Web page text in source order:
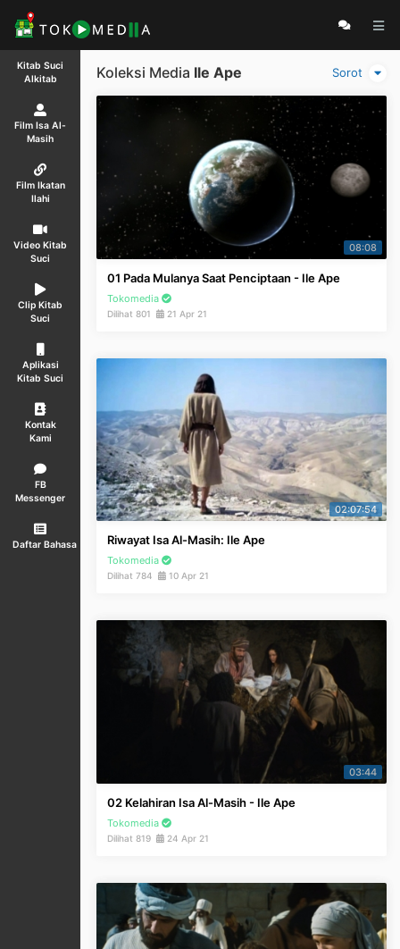
Kitab Suci
Alkitab
Film Isa Al-
Masih
Film Ikatan
Ilahi
Video Kitab
Suci
Clip Kitab
Suci
Aplikasi
Kitab Suci
Kontak
Kami
FB
Messenger
Daftar Bahasa
Sorot
Koleksi Media Ile Ape
08:08
01 Pada Mulanya Saat Penciptaan - Ile Ape
Tokomedia
Dilihat 801 21 Apr 21
02:07:54
Riwayat Isa Al-Masih: Ile Ape
Tokomedia
Dilihat 784 10 Apr 21
03:44
02 Kelahiran Isa Al-Masih - Ile Ape
Tokomedia
Dilihat 819 24 Apr 21